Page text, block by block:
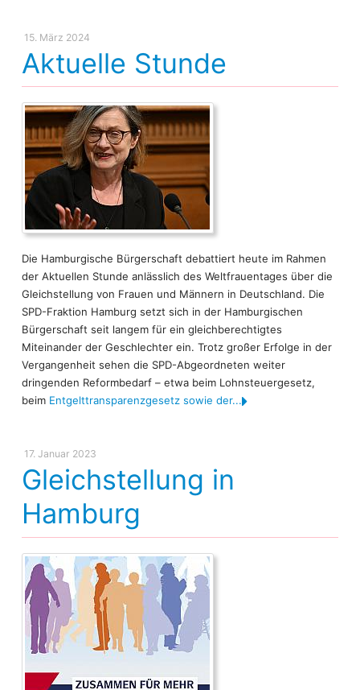
15. März 2024
Aktuelle Stunde
Die Hamburgische Bürgerschaft debattiert heute im Rahmen
der Aktuellen Stunde anlässlich des Weltfrauentages über die
Gleichstellung von Frauen und Männern in Deutschland. Die
SPD-Fraktion Hamburg setzt sich in der Hamburgischen
Bürgerschaft seit langem für ein gleichberechtigtes
Miteinander der Geschlechter ein. Trotz großer Erfolge in der
Vergangenheit sehen die SPD-Abgeordneten weiter
dringenden Reformbedarf – etwa beim Lohnsteuergesetz,
beim Entgelttransparenzgesetz sowie der...
17. Januar 2023
Gleichstellung in
Hamburg